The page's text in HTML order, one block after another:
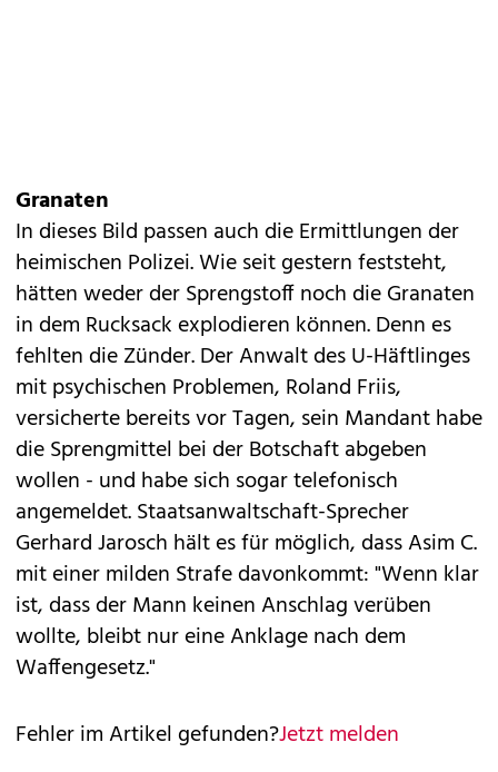
Granaten
In dieses Bild passen auch die Ermittlungen der
heimischen Polizei. Wie seit gestern feststeht,
hätten weder der Sprengstoff noch die Granaten
in dem Rucksack explodieren können. Denn es
fehlten die Zünder. Der Anwalt des U-Häftlinges
mit psychischen Problemen, Roland Friis,
versicherte bereits vor Tagen, sein Mandant habe
die Sprengmittel bei der Botschaft abgeben
wollen - und habe sich sogar telefonisch
angemeldet. Staatsanwaltschaft-Sprecher
Gerhard Jarosch hält es für möglich, dass Asim C.
mit einer milden Strafe davonkommt: "Wenn klar
ist, dass der Mann keinen Anschlag verüben
wollte, bleibt nur eine Anklage nach dem
Waffengesetz."
Fehler im Artikel gefunden?Jetzt melden